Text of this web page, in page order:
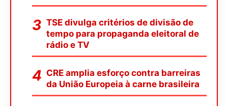
TSE divulga critérios de divisão de
tempo para propaganda eleitoral de
rádio e TV
CRE amplia esforço contra barreiras
da União Europeia à carne brasileira